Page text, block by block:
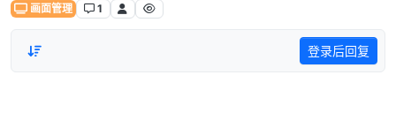
画面管理 1
登录后回复